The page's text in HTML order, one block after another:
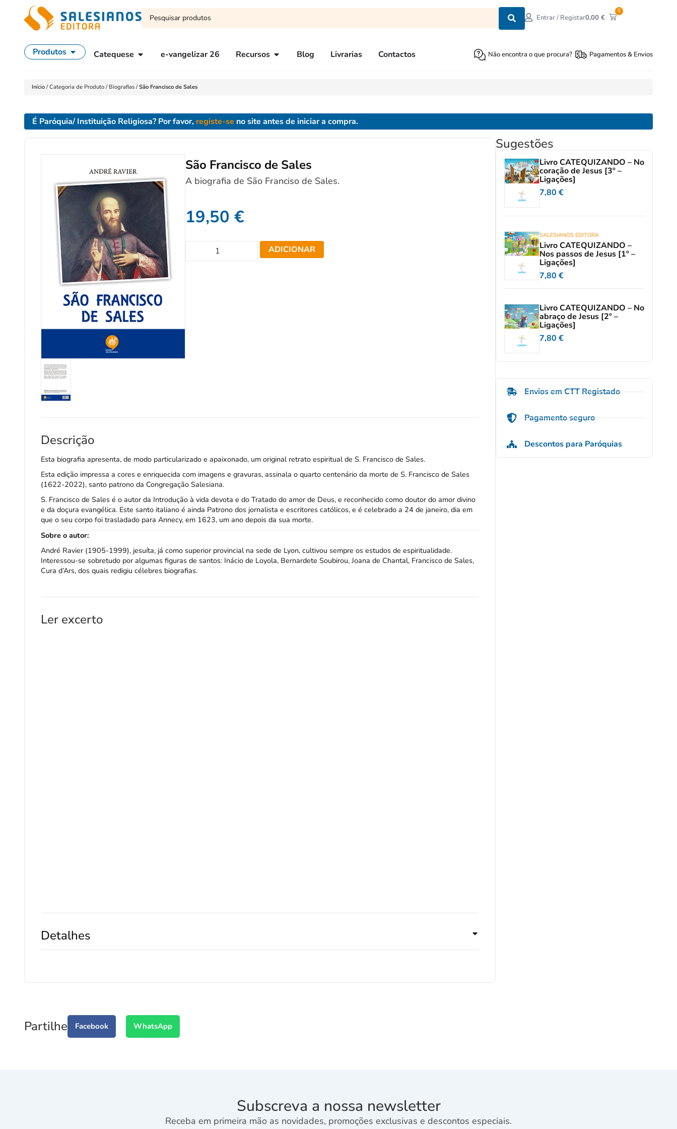
Entrar / Registar0,00€
0
Produtos Catequese e-vangelizar 26 Recursos Blog Livrarias Contactos Não encontra o que procura? Pagamentos & Envios
Início /Categoria de Produto / Biografias /São Francisco de Sales
É Paróquia/ Instituição Religiosa? Por favor, registe-se no site antes de iniciar a compra.
São Francisco de Sales
A biografia de São Franciso de Sales.
19,50€
ADICIONAR
Descrição
Esta biografia apresenta, de modo particularizado e apaixonado, um original retrato espiritual de S. Francisco de Sales.
Esta edição impressa a cores e enriquecida com imagens e gravuras, assinala o quarto centenário da morte de S. Francisco de Sales
(1622-2022), santo patrono da Congregação Salesiana.
S. Francisco de Sales é o autor da Introdução à vida devota e do Tratado do amor de Deus, e reconhecido como doutor do amor divino
e da doçura evangélica. Este santo italiano é ainda Patrono dos jornalista e escritores católicos, e é celebrado a 24 de janeiro, dia em
que o seu corpo foi trasladado para Annecy, em 1623, um ano depois da sua morte.
Sobre o autor:
André Ravier (1905-1999), jesuíta, já como superior provincial na sede de Lyon, cultivou sempre os estudos de espiritualidade.
Interessou-se sobretudo por algumas figuras de santos: Inácio de Loyola, Bernardete Soubirou, Joana de Chantal, Francisco de Sales,
Cura d’Ars, dos quais redigiu célebres biografias.
Ler excerto
Detalhes
Sugestões
Livro CATEQUIZANDO – No
coração de Jesus [3º –
Ligações]
7,80 €
SALESIANOS EDITORA
Livro CATEQUIZANDO –
Nos passos de Jesus [1º –
Ligações]
7,80 €
Livro CATEQUIZANDO – No
abraço de Jesus [2º –
Ligações]
7,80 €
Envios em CTT Registado
Pagamento seguro
Descontos para Paróquias
Partilhe Facebook WhatsApp
Subscreva a nossa newsletter
Receba em primeira mão as novidades, promoções exclusivas e descontos especiais.